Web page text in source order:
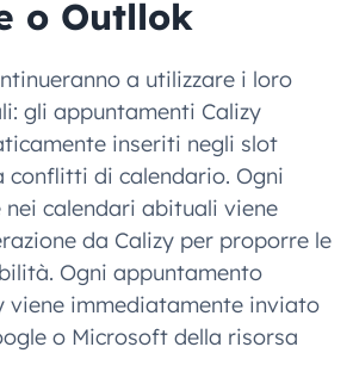
o Outllok
a utilizzare i loro
gli appuntamenti Calizy
inseriti negli slot
conflitti di calendario. Ogni
calendari abituali viene
da Calizy per proporre le
Ogni appuntamento
viene immediatamente inviato
o Microsoft della risorsa